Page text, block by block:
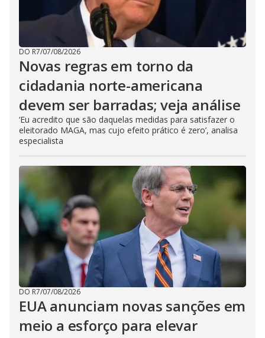
DO R7/07/08/2026
Novas regras em torno da
cidadania norte-americana
devem ser barradas; veja análise
‘Eu acredito que são daquelas medidas para satisfazer o
eleitorado MAGA, mas cujo efeito prático é zero’, analisa
especialista
DO R7/07/08/2026
EUA anunciam novas sanções em
meio a esforço para elevar